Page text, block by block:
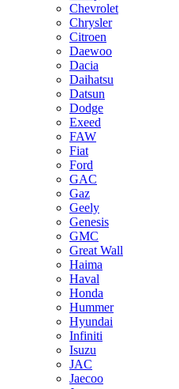
Chevrolet
Chrysler
Citroen
Daewoo
Dacia
Daihatsu
Datsun
Dodge
Exeed
FAW
Fiat
Ford
GAC
Gaz
Geely
Genesis
GMC
Great Wall
Haima
Haval
Honda
Hummer
Hyundai
Infiniti
Isuzu
JAC
Jaecoo